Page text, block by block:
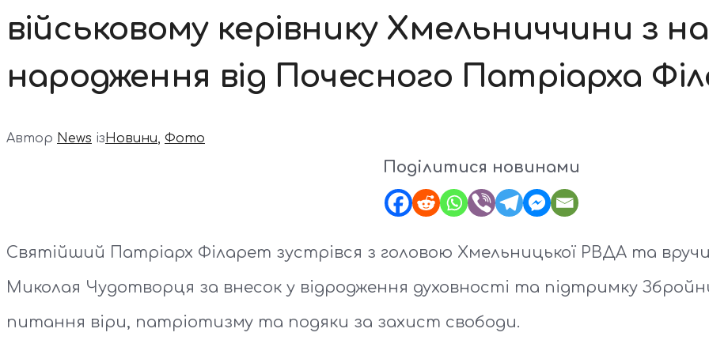
військовому керівнику Хмельниччини з
народження від Почесного Патріарха
Автор News ізНовини, Фото
Поділитися новинами
Святійший Патріарх Філарет зустрівся з головою Хмельницької РВДА та
Миколая Чудотворця за внесок у відродження духовності та підтримку
питання віри, патріотизму та подяки за захист свободи.